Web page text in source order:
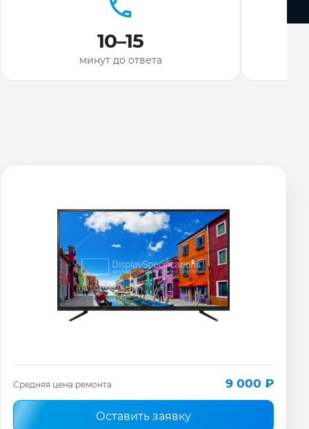
10–15
минут до ответа
Средняя цена ремонта 9 000 ₽
Оставить заявку